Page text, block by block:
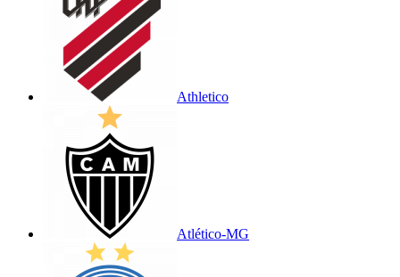
Athletico
Atlético-MG